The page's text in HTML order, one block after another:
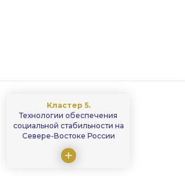
Кластер 5.
Технологии обеспечения
социальной стабильности на
Севере-Востоке России